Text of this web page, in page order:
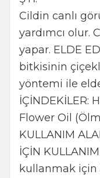
Cildin canlı
yardımcı olur.
yapar. ELDE
bitkisinin
yöntemi ile
İÇİNDEKİLER:
Flower Oil
KULLANIM
İÇİN
kullanmak için